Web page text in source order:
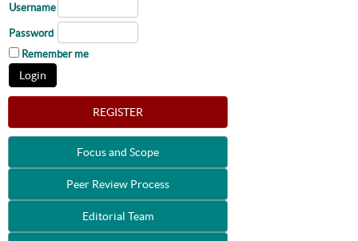
Username
Password
Remember me
REGISTER
Focus and Scope
Peer Review Process
Editorial Team